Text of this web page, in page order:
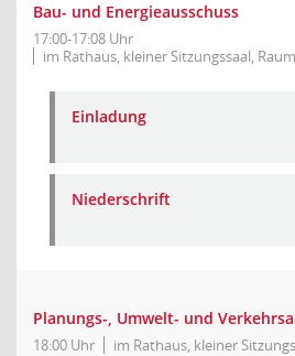
Bau- und Energieausschuss
17:00-17:08 Uhr
im Rathaus, kleiner Sitzungssaal,
Einladung
Niederschrift
Planungs-, Umwelt- und
18:00 Uhr im Rathaus, kleiner